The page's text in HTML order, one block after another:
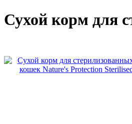
Сухой корм для